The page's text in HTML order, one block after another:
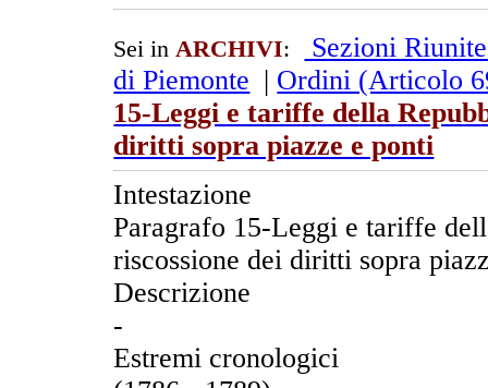
Sei inARCHIVI:
Sezioni
di Piemonte | Ordini (Articolo
15-Leggi e tariffe della
diritti sopra piazze e ponti
Intestazione
Paragrafo 15-Leggi e tariffe
riscossione dei diritti sopra
Descrizione
-
Estremi cronologici